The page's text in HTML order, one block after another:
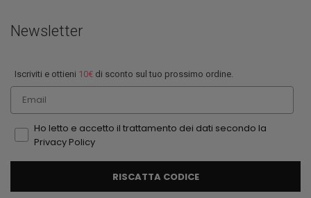
Newsletter
Iscriviti e ottieni 10€ di sconto sul tuo prossimo ordine.
Email
Ho letto e accetto il trattamento dei dati secondo la
Privacy Policy
RISCATTA CODICE